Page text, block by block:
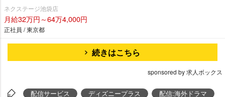
ネクステージ池袋店
月給32万円～64万4,000円
正社員 / 東京都
続きはこちら
sponsored by 求人ボックス
配信サービス ディズニープラス
配信:海外ドラマ